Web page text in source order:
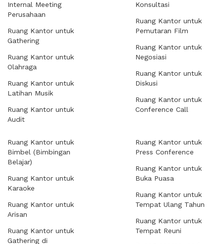
Internal Meeting
Perusahaan
Ruang Kantor untuk
Gathering
Ruang Kantor untuk
Olahraga
Ruang Kantor untuk
Latihan Musik
Ruang Kantor untuk
Audit
Konsultasi
Ruang Kantor untuk
Pemutaran Film
Ruang Kantor untuk
Negosiasi
Ruang Kantor untuk
Diskusi
Ruang Kantor untuk
Conference Call
Ruang Kantor untuk
Bimbel (Bimbingan
Belajar)
Ruang Kantor untuk
Karaoke
Ruang Kantor untuk
Arisan
Ruang Kantor untuk
Gathering di
Ruang Kantor untuk
Press Conference
Ruang Kantor untuk
Buka Puasa
Ruang Kantor untuk
Tempat Ulang Tahun
Ruang Kantor untuk
Tempat Reuni